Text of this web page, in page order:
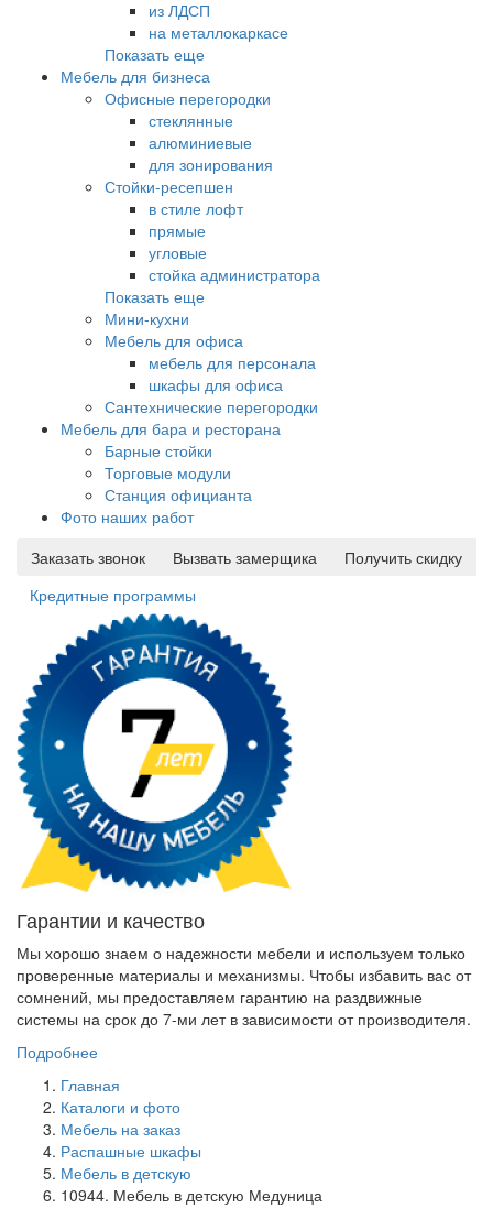
из ЛДСП
на металлокаркасе
Показать еще
Мебель для бизнеса
Офисные перегородки
стеклянные
алюминиевые
для зонирования
Стойки-ресепшен
в стиле лофт
прямые
угловые
стойка администратора
Показать еще
Мини-кухни
Мебель для офиса
мебель для персонала
шкафы для офиса
Сантехнические перегородки
Мебель для бара и ресторана
Барные стойки
Торговые модули
Станция официанта
Фото наших работ
Заказать звонок
Вызвать замерщика
Получить скидку
Кредитные программы
Гарантии и качество
Мы хорошо знаем о надежности мебели и используем только
проверенные материалы и механизмы. Чтобы избавить вас от
сомнений, мы предоставляем гарантию на раздвижные
системы на срок до 7-ми лет в зависимости от производителя.
Подробнее
Главная
Каталоги и фото
Мебель на заказ
Распашные шкафы
Мебель в детскую
10944. Мебель в детскую Медуница